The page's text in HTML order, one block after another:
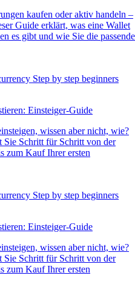
kaufen oder aktiv handeln –
Guide erklärt, was eine Wallet
es gibt und wie Sie die passende
Einsteiger-Guide
wissen aber nicht, wie?
Schritt für Schritt von der
zum Kauf Ihrer ersten
Einsteiger-Guide
wissen aber nicht, wie?
Schritt für Schritt von der
zum Kauf Ihrer ersten